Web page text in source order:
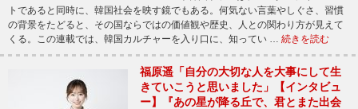
トであると同時に、韓国社会を映す鏡でもある。何気ない言葉やしぐさ、習慣
の背景をたどると、その国ならではの価値観や歴史、人との関わり方が見えて
くる。この連載では、韓国カルチャーを入り口に、知ってい … 続きを読む
福原遥「自分の大切な人を大事にして生
きていこうと思いました」【インタビュ
ー】『あの星が降る丘で、君とまた出会